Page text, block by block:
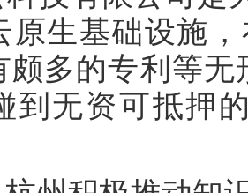
原生基础设施
颇多的专利等
到无资可抵押